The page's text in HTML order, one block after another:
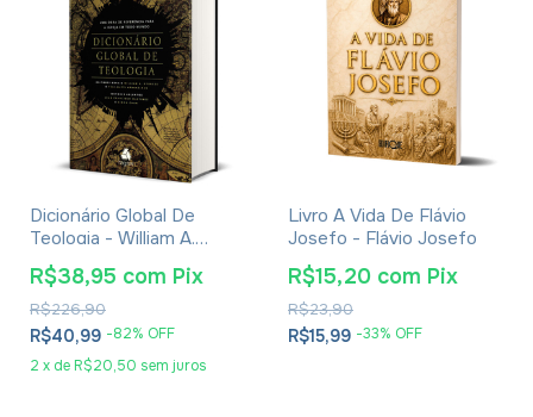
Dicionário Global De
Teologia - William A.
Dyrness
R$40,99 -82% OFF
2 x de R$20,50 sem juros
R$226,90
R$38,95 com Pix
Livro A Vida De Flávio
Josefo - Flávio Josefo
R$15,99 -33% OFF
R$23,90
R$15,20 com Pix